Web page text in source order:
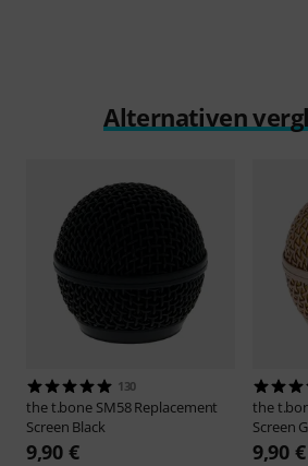
Alternativen
130
the t.bone SM58 Replacement
Screen Black
9,90 €
the
Screen
9,90 €